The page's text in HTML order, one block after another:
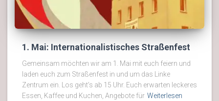
1. Mai: Internationalistisches Straßenfest
Gemeinsam möchten wir am 1. Mai mit euch feiern und
laden euch zum Straßenfest in und um das Linke
Zentrum ein. Los geht’s ab 15 Uhr. Euch erwarten leckeres
Essen, Kaffee und Kuchen, Angebote für Weiterlesen